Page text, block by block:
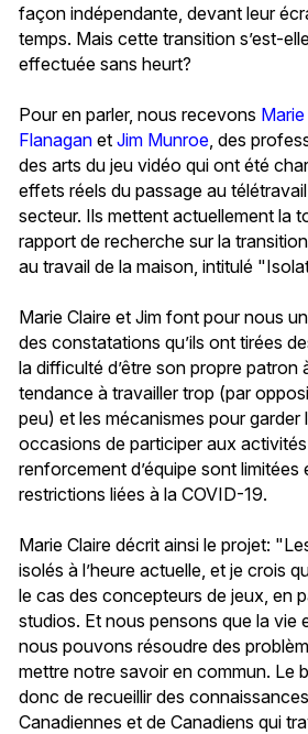
façon indépendante, devant leur
temps. Mais cette transition s’est-
effectuée sans heurt?
Pour en parler, nous recevons
Flanagan et Jim Munroe , des
des arts du jeu vidéo qui ont été
effets réels du passage au
secteur. Ils mettent actuellement la
rapport de recherche sur la
au travail de la maison, intitulé
Marie Claire et Jim font pour nous
des constatations qu’ils ont tirées
la difficulté d’être son propre patron
tendance à travailler trop (par
peu) et les mécanismes pour garder
occasions de participer aux
renforcement d’équipe sont limitées
restrictions liées à la COVID-19.
Marie Claire décrit ainsi le projet:
isolés à l’heure actuelle, et je crois
le cas des concepteurs de jeux, en
studios. Et nous pensons que la vie
nous pouvons résoudre des
mettre notre savoir en commun. Le
donc de recueillir des
Canadiennes et de Canadiens qui